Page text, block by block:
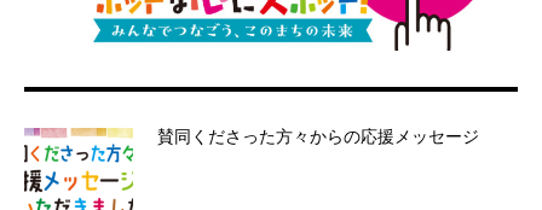
賛同くださった方々からの応援メッセージ